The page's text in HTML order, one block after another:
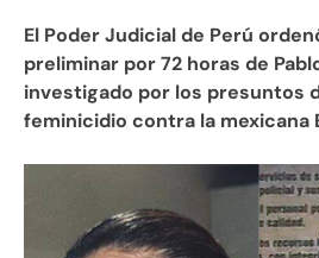
El Poder Judicial de Perú
preliminar por 72 horas de
investigado por los presuntos
feminicidio contra la mexicana